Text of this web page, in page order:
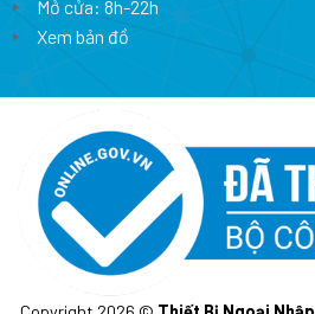
Mở cửa: 8h-22h
Xem bản đồ